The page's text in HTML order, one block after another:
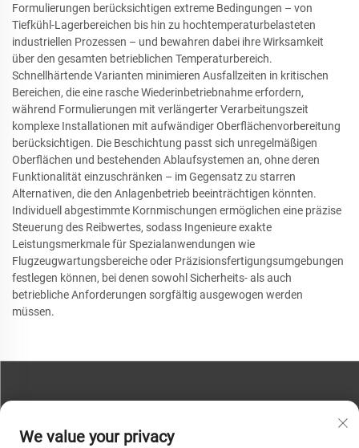
Formulierungen berücksichtigen extreme Bedingungen – von
Tiefkühl-Lagerbereichen bis hin zu hochtemperaturbelasteten
industriellen Prozessen – und bewahren dabei ihre Wirksamkeit
über den gesamten betrieblichen Temperaturbereich.
Schnellhärtende Varianten minimieren Ausfallzeiten in kritischen
Bereichen, die eine rasche Wiederinbetriebnahme erfordern,
während Formulierungen mit verlängerter Verarbeitungszeit
komplexe Installationen mit aufwändiger Oberflächenvorbereitung
berücksichtigen. Die Beschichtung passt sich unregelmäßigen
Oberflächen und bestehenden Ablaufsystemen an, ohne deren
Funktionalität einzuschränken – im Gegensatz zu starren
Alternativen, die den Anlagenbetrieb beeinträchtigen könnten.
Individuell abgestimmte Kornmischungen ermöglichen eine präzise
Steuerung des Reibwertes, sodass Ingenieure exakte
Leistungsmerkmale für Spezialanwendungen wie
Flugzeugwartungsbereiche oder Präzisionsfertigungsumgebungen
festlegen können, bei denen sowohl Sicherheits- als auch
betriebliche Anforderungen sorgfältig ausgewogen werden
müssen.
Telefon:+86-13793890209
We value your privacy